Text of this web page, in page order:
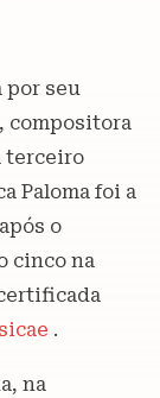
por seu
compositora
terceiro
Paloma foi a
o
cinco na
.
na